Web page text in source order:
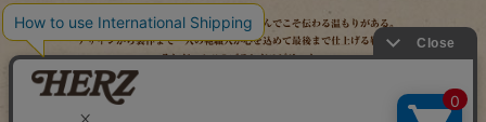
時を経てこそ解る味わいがある。使い込んでこそ伝わる温もりがある。
デザインから製作まで一人の鞄職人が心を込めて最後まで仕上げる鞄作り。
それがヘルツのブランドスピリット。
MAIL MAGAZINE